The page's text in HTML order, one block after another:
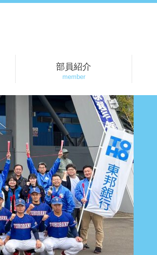
部員紹介
member